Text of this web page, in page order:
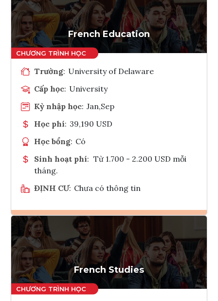
Tham vấn Interlink
French Education
Trường: University of Delaware
Cấp học: University
Kỳ nhập học: Jan,Sep
Học phí: 39,190 USD
Học bổng: Có
Sinh hoạt phí: Từ 1.700 - 2.200 USD mỗi
tháng.
ĐỊNH CƯ: Chưa có thông tin
Ghi danh
Tham vấn Interlink
French Studies